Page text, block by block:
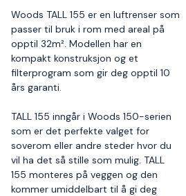
Woods TALL 155 er en luftrenser som
passer til bruk i rom med areal på
opptil 32m². Modellen har en
kompakt konstruksjon og et
filterprogram som gir deg opptil 10
års garanti.
TALL 155 inngår i Woods 150-serien
som er det perfekte valget for
soverom eller andre steder hvor du
vil ha det så stille som mulig. TALL
155 monteres på veggen og den
kommer umiddelbart til å gi deg